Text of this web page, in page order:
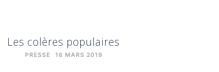
Les colères populaires
PRESSE 16 MARS 2019